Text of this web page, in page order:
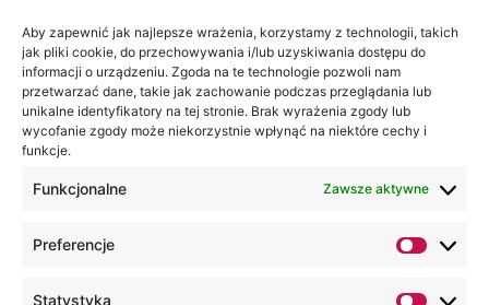
Aby zapewnić jak najlepsze wrażenia, korzystamy z technologii, takich
jak pliki cookie, do przechowywania i/lub uzyskiwania dostępu do
informacji o urządzeniu. Zgoda na te technologie pozwoli nam
przetwarzać dane, takie jak zachowanie podczas przeglądania lub
unikalne identyfikatory na tej stronie. Brak wyrażenia zgody lub
wycofanie zgody może niekorzystnie wpłynąć na niektóre cechy i
funkcje.
Funkcjonalne Zawsze aktywne
Preferencje
Statystyka
Akademia
WSEI
ul.
Projektowa
4